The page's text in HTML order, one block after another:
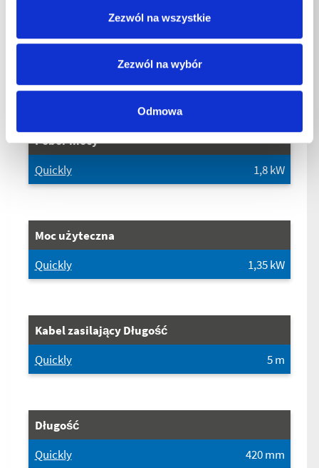
Zezwól na wszystkie
Zezwól na wybór
Odmowa
Podłączenie Aktualna strona
Pobór mocy
Quickly
1,8kW
Moc użyteczna
Quickly
1,35kW
Kabel zasilający Długość
Quickly
5m
Długość
Quickly
420mm